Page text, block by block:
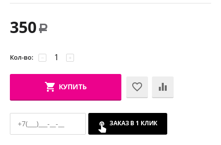
350 Р
Кол-во: +
−
КУПИТЬ
ЗАКАЗ В 1 КЛИК